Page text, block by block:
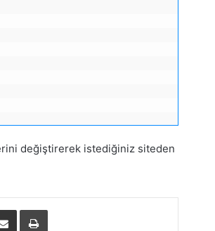
değiştirerek istediğiniz siteden
E-Posta ile paylaş Yazdır